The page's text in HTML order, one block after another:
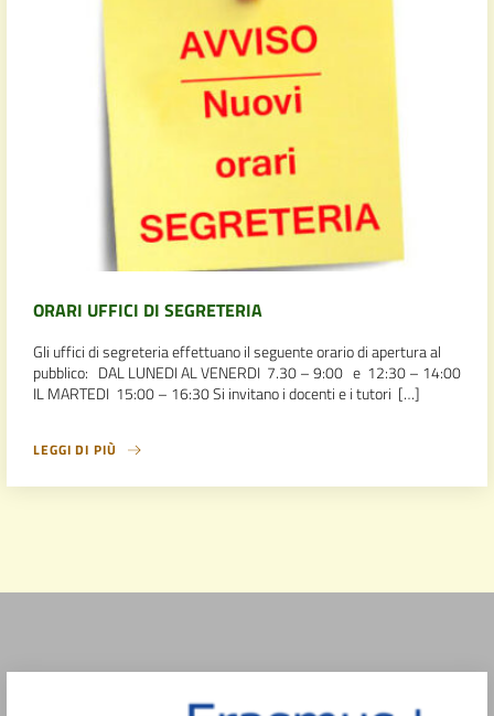
ORARI UFFICI DI SEGRETERIA
Gli uffici di segreteria effettuano il seguente orario di apertura al
pubblico: DAL LUNEDI AL VENERDI 7.30 – 9:00 e 12:30 – 14:00
IL MARTEDI 15:00 – 16:30 Si invitano i docenti e i tutori […]
LEGGI DI PIÙ